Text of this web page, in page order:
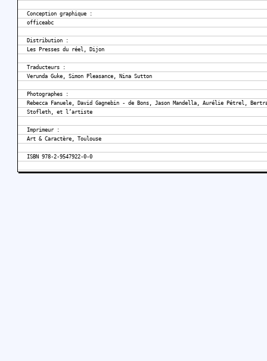
Conception graphique :
officeabc
Distribution :
Les Presses du réel, Dijon
Traducteurs :
Verunda Guke, Simon Pleasance, Nina Sutton
Photographes :
Rebecca Fanuele, David Gagnebin - de Bons, Jason Mandella, Aurélie Pétrel,
Stofleth, et l’artiste
Imprimeur :
Art & Caractère, Toulouse
ISBN 978-2-9547922-0-0